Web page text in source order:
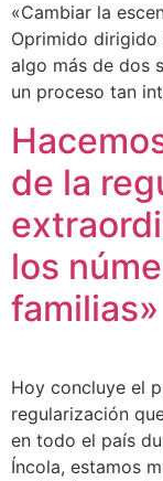
«Cambiar la
Oprimido dirigido
algo más de dos
un proceso tan
de la
los
familias»
Hoy concluye el
regularización
en todo el país
Íncola, estamos